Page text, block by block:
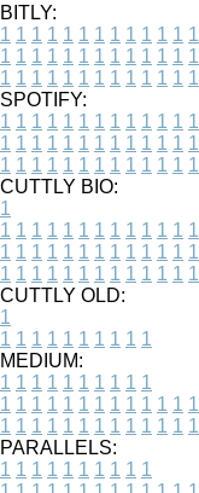
BITLY:
1 1 1 1 1 1 1 1 1 1 1 1 1
1 1 1 1 1 1 1 1 1 1 1 1 1
1 1 1 1 1 1 1 1 1 1 1 1 1
SPOTIFY:
1 1 1 1 1 1 1 1 1 1 1 1 1
1 1 1 1 1 1 1 1 1 1 1 1 1
1 1 1 1 1 1 1 1 1 1 1 1 1
CUTTLY BIO:
1
1 1 1 1 1 1 1 1 1 1 1 1 1
1 1 1 1 1 1 1 1 1 1 1 1 1
1 1 1 1 1 1 1 1 1 1 1 1 1
CUTTLY OLD:
1
1 1 1 1 1 1 1 1 1 1
MEDIUM:
1 1 1 1 1 1 1 1 1 1
1 1 1 1 1 1 1 1 1 1 1 1 1
1 1 1 1 1 1 1 1 1 1 1 1 1
PARALLELS:
1 1 1 1 1 1 1 1 1 1